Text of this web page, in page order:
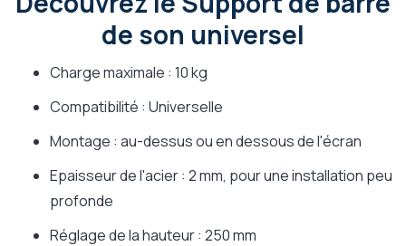
de son universel
Charge maximale : 10 kg
Compatibilité : Universelle
Montage : au-dessus ou en dessous de l'écran
Epaisseur de l'acier : 2 mm, pour une installation peu
profonde
Réglage de la hauteur : 250 mm